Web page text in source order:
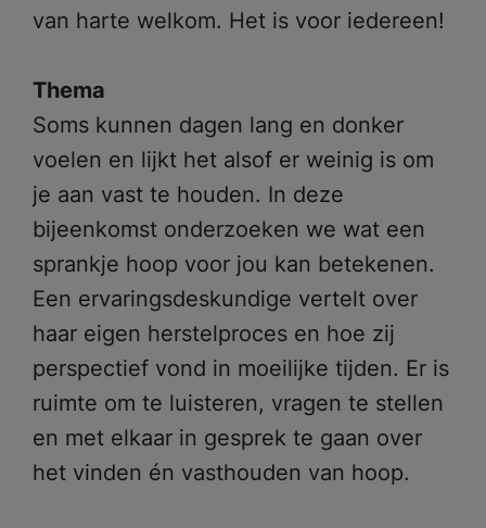
van harte welkom. Het is voor iedereen!
Thema
Soms kunnen dagen lang en donker
voelen en lijkt het alsof er weinig is om
je aan vast te houden. In deze
bijeenkomst onderzoeken we wat een
sprankje hoop voor jou kan betekenen.
Een ervaringsdeskundige vertelt over
haar eigen herstelproces en hoe zij
perspectief vond in moeilijke tijden. Er is
ruimte om te luisteren, vragen te stellen
en met elkaar in gesprek te gaan over
het vinden én vasthouden van hoop.